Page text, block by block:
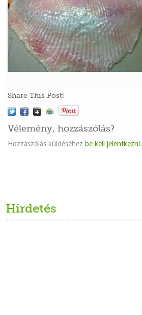
Share This Post!
Vélemény, hozzászólás?
Hozzászólás küldéséhez be kell jelentkezni.
Hirdetés